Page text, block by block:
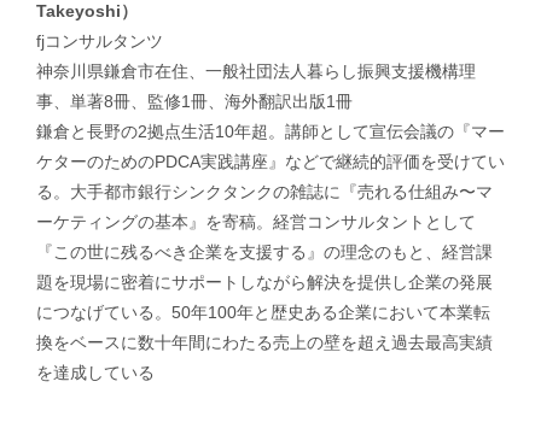
Takeyoshi）
fjコンサルタンツ
神奈川県鎌倉市在住、一般社団法人暮らし振興支援機構理
事、単著8冊、監修1冊、海外翻訳出版1冊
鎌倉と長野の2拠点生活10年超。講師として宣伝会議の『マー
ケターのためのPDCA実践講座』などで継続的評価を受けてい
る。大手都市銀行シンクタンクの雑誌に『売れる仕組み〜マ
ーケティングの基本』を寄稿。経営コンサルタントとして
『この世に残るべき企業を支援する』の理念のもと、経営課
題を現場に密着にサポートしながら解決を提供し企業の発展
につなげている。50年100年と歴史ある企業において本業転
換をベースに数十年間にわたる売上の壁を超え過去最高実績
を達成している